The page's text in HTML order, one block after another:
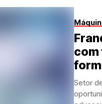
com
Setor